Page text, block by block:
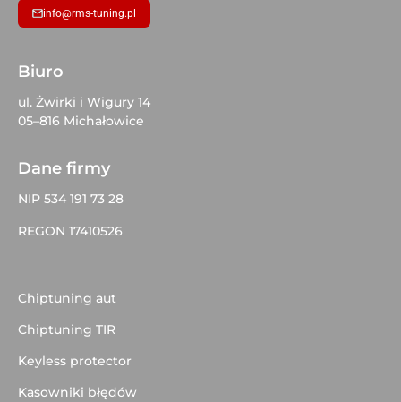
info@rms-tuning.pl
Biuro
ul. Żwirki i Wigury 14
05–816 Michałowice
Dane firmy
NIP 534 191 73 28
REGON 17410526
Chiptuning aut
Chiptuning TIR
Keyless protector
Kasowniki błędów